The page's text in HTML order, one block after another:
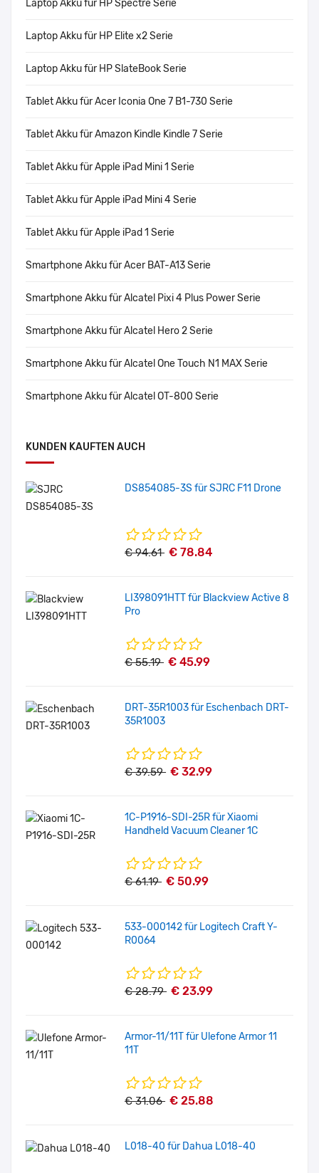
Laptop Akku für HP Spectre Serie
Laptop Akku für HP Elite x2 Serie
Laptop Akku für HP SlateBook Serie
Tablet Akku für Acer Iconia One 7 B1-730 Serie
Tablet Akku für Amazon Kindle Kindle 7 Serie
Tablet Akku für Apple iPad Mini 1 Serie
Tablet Akku für Apple iPad Mini 4 Serie
Tablet Akku für Apple iPad 1 Serie
Smartphone Akku für Acer BAT-A13 Serie
Smartphone Akku für Alcatel Pixi 4 Plus Power Serie
Smartphone Akku für Alcatel Hero 2 Serie
Smartphone Akku für Alcatel One Touch N1 MAX Serie
Smartphone Akku für Alcatel OT-800 Serie
KUNDEN KAUFTEN AUCH
DS854085-3S für SJRC F11 Drone
€ 94.61 € 78.84
LI398091HTT für Blackview Active 8
Pro
€ 55.19 € 45.99
DRT-35R1003 für Eschenbach DRT-
35R1003
€ 39.59 € 32.99
1C-P1916-SDI-25R für Xiaomi
Handheld Vacuum Cleaner 1C
€ 61.19 € 50.99
533-000142 für Logitech Craft Y-
R0064
€ 28.79 € 23.99
Armor-11/11T für Ulefone Armor 11
11T
€ 31.06 € 25.88
L018-40 für Dahua L018-40